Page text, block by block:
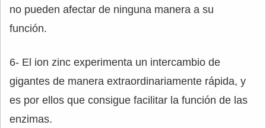
no pueden afectar de ninguna manera a su
función.
6- El ion zinc experimenta un intercambio de
gigantes de manera extraordinariamente rápida, y
es por ellos que consigue facilitar la función de las
enzimas.